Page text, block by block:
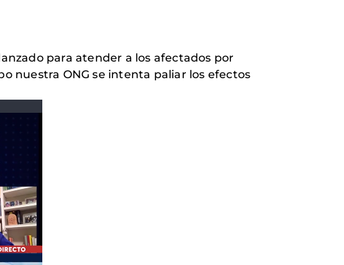
para atender a los afectados por
nuestra ONG se intenta paliar los efectos